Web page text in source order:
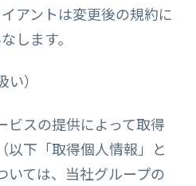
アントは変更後の規約に
します。
）
ビスの提供によって取得
以下「取得個人情報」と
いては、当社グループの